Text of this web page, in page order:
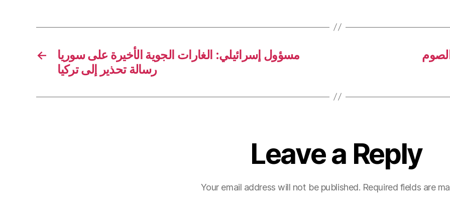
←
مسؤول إسرائيلي: الغارات الجوية الأخيرة على سوريا
رسالة تحذير إلى تركيا
Leave a Reply
Your email address will not be published. Required fields are